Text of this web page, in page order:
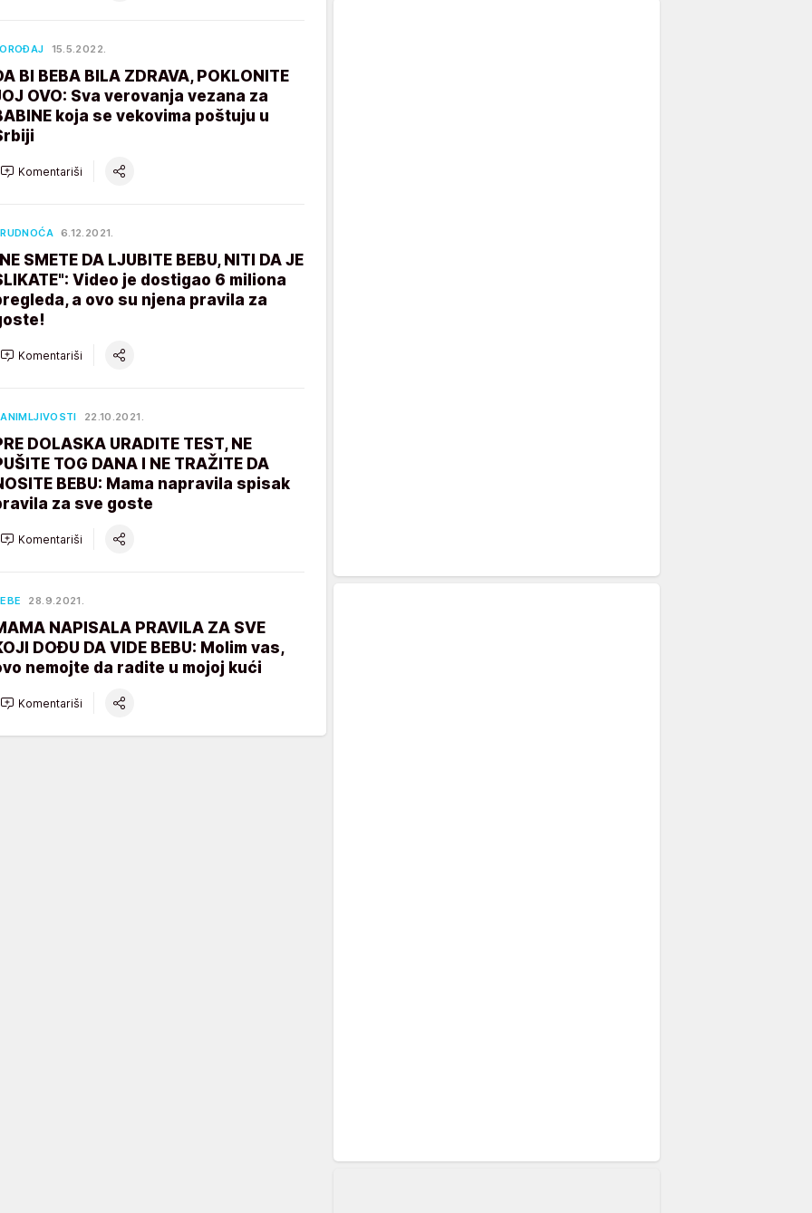
15.5.2022.
BI BEBA BILA ZDRAVA, POKLONITE
OVO: Sva verovanja vezana za
koja se vekovima poštuju u
Komentariši
6.12.2021.
SMETE DA LJUBITE BEBU, NITI DA JE
Video je dostigao 6 miliona
a ovo su njena pravila za
Komentariši
22.10.2021.
DOLASKA URADITE TEST, NE
TOG DANA I NE TRAŽITE DA
BEBU: Mama napravila spisak
za sve goste
Komentariši
28.9.2021.
NAPISALA PRAVILA ZA SVE
DOĐU DA VIDE BEBU: Molim vas,
nemojte da radite u mojoj kući
Komentariši